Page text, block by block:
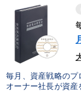
キーワード
FCビジネス
コロナ禍対策
毎月、資産戦略のプ
オーナー社長が資